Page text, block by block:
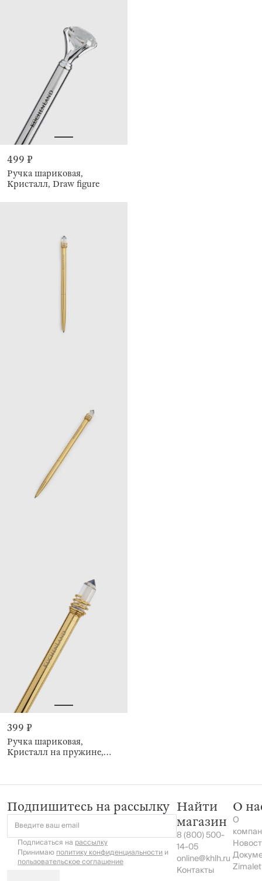
499 ₽
Ручка шариковая,
Кристалл, Draw figure
399 ₽
Ручка шариковая,
Кристалл на пружине,
Подпишитесь на рассылку
Введите ваш email
Подписаться на рассылку
Принимаюполитику конфиденциальностии
пользовательское соглашение
Найти
магазин
8 (800) 500-
14-05
online@khlh.ru
Контакты
О
О